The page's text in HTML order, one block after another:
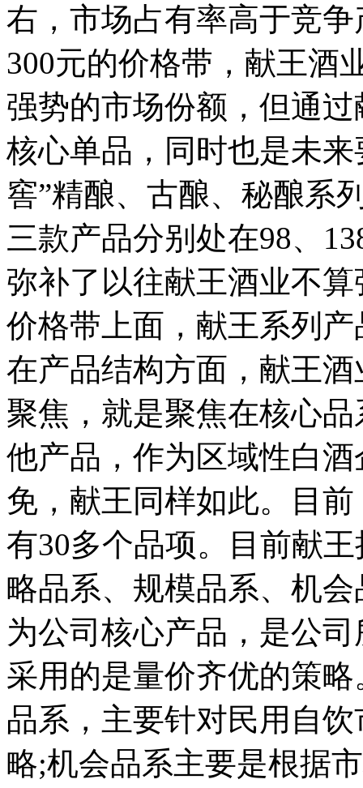
右，市场占有率高于竞
300元的价格带，献王酒
强势的市场份额，但通
核心单品，同时也是未
窖”精酿、古酿、秘酿系
三款产品分别处在98、
弥补了以往献王酒业不
价格带上面，献王系列
在产品结构方面，献王
聚焦，就是聚焦在核心
他产品，作为区域性白
免，献王同样如此。目
有30多个品项。目前献
略品系、规模品系、机
为公司核心产品，是公
采用的是量价齐优的策
品系，主要针对民用自
略;机会品系主要是根据